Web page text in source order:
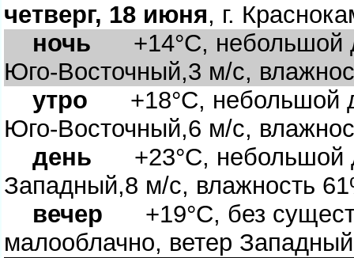
четверг, 18 июня, г.
ночь +14°C, небольшой
Юго-Восточный,3 м/с,
утро +18°C, небольшой
Юго-Восточный,6 м/с,
день +23°C, небольшой
Западный,8 м/с, влажность
ечер +19°C, без
малооблачно, ветер